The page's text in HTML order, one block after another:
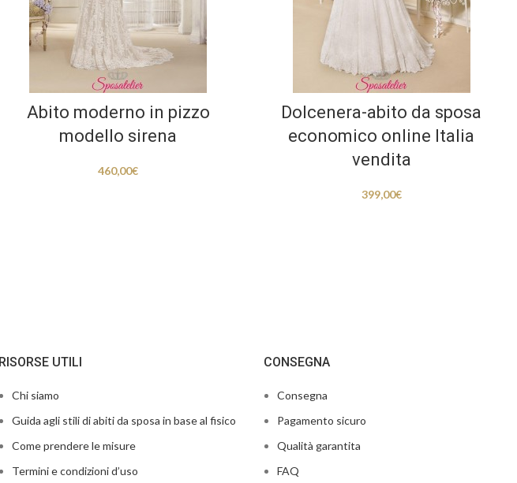
Abito moderno in pizzo
modello sirena
460,00€
Dolcenera-abito da sposa
economico online Italia
vendita
399,00€
RISORSE UTILI
Chi siamo
Guida agli stili di abiti da sposa in base al fisico
Come prendere le misure
Termini e condizioni d’uso
CONSEGNA
Consegna
Pagamento sicuro
Qualità garantita
FAQ